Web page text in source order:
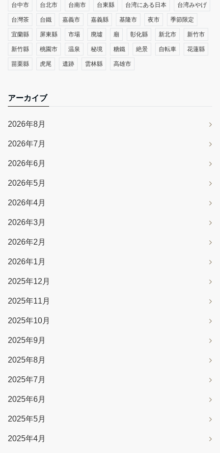
台中市 台北市 台南市 台東縣 台湾にある日本 台湾みやげ
台灣茶 台鐵 嘉義市 嘉義縣 基隆市 夜市 季節限定
宜蘭縣 屏東縣 市場 廃墟 廟 彰化縣 新北市 新竹市
新竹縣 桃園市 温泉 秘境 糖鐵 絶景 自転車 花蓮縣
苗栗縣 虎尾 遺跡 雲林縣 高雄市
アーカイブ
2026年8月
2026年7月
2026年6月
2026年5月
2026年4月
2026年3月
2026年2月
2026年1月
2025年12月
2025年11月
2025年10月
2025年9月
2025年8月
2025年7月
2025年6月
2025年5月
2025年4月